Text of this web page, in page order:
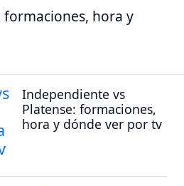
formaciones, hora y
Independiente vs
Platense: formaciones,
hora y dónde ver por tv